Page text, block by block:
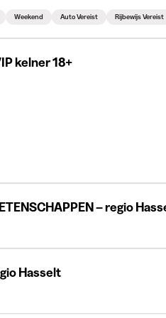
Weekend Auto Vereist Rijbewijs Vereist
kelner 18+
– regio
Hasselt